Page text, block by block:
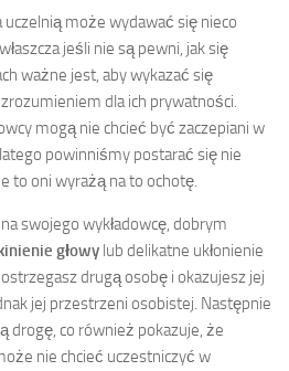
uczelnią może wydawać się nieco
jeśli nie są pewni, jak się
ważne jest, aby wykazać się
dla ich prywatności.
mogą nie chcieć być zaczepiani w
powinniśmy postarać się nie
to oni wyrażą na to ochotę.
swojego wykładowcę, dobrym
głowy lub delikatne ukłonienie
drugą osobę i okazujesz jej
jej przestrzeni osobistej. Następnie
drogę, co również pokazuje, że
nie chcieć uczestniczyć w